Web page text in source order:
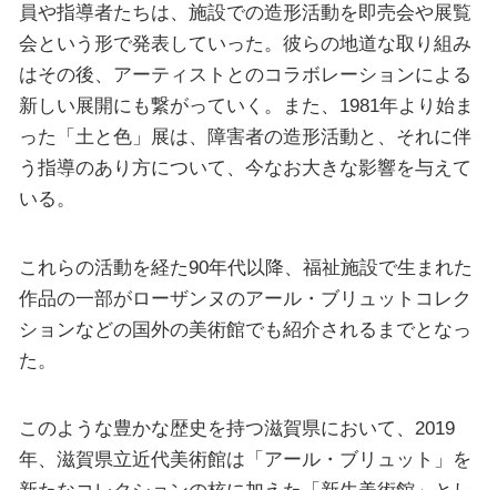
員や指導者たちは、施設での造形活動を即売会や展覧
会という形で発表していった。彼らの地道な取り組み
はその後、アーティストとのコラボレーションによる
新しい展開にも繋がっていく。また、1981年より始ま
った「土と色」展は、障害者の造形活動と、それに伴
う指導のあり方について、今なお大きな影響を与えて
いる。
これらの活動を経た90年代以降、福祉施設で生まれた
作品の一部がローザンヌのアール・ブリュットコレク
ションなどの国外の美術館でも紹介されるまでとなっ
た。
このような豊かな歴史を持つ滋賀県において、2019
年、滋賀県立近代美術館は「アール・ブリュット」を